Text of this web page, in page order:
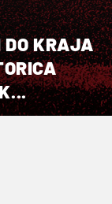
DO KRAJA